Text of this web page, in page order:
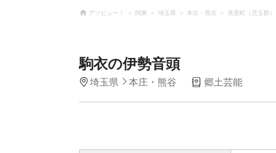
アソビュー！ 関東 埼玉県 本庄・熊谷 美里町（児玉郡）
駒衣の伊勢音頭
埼玉県 本庄・熊谷 郷土芸能